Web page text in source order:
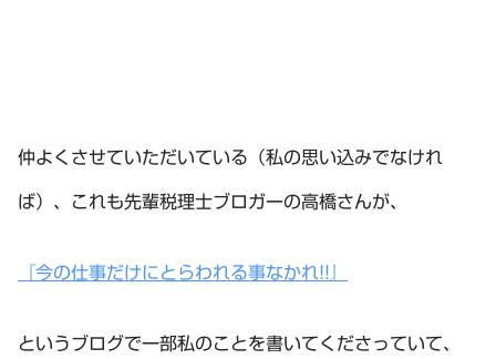
仲よくさせていただいている（私の思い込みでなけれ
ば）、これも先輩税理士ブロガーの高橋さんが、
『今の仕事だけにとらわれる事なかれ!!』
というブログで一部私のことを書いてくださっていて、